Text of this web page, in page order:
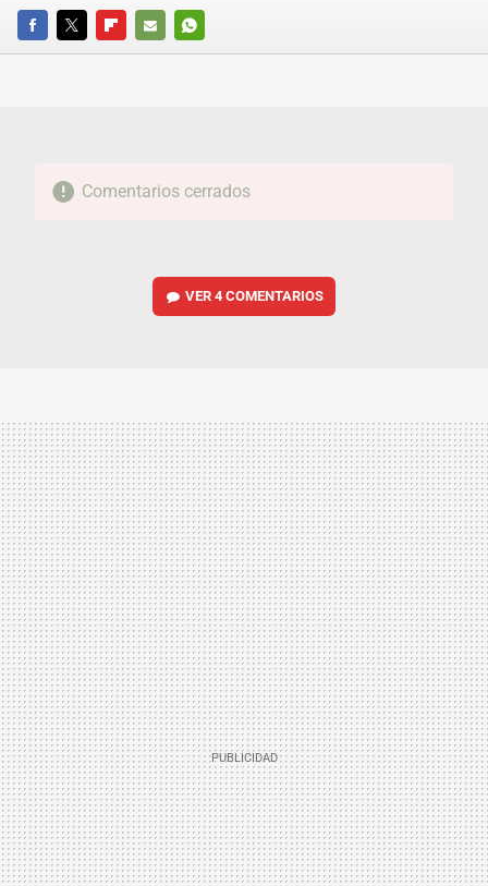
FACEBOOKTWITTERFLIPBOARD
E-
WHATSAPP
Comentarios cerrados
VER4 COMENTARIOS